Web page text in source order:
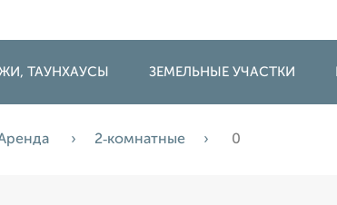
ТАУНХАУСЫ ЗЕМЕЛЬНЫЕ УЧАСТКИ
2‑комнатные 0